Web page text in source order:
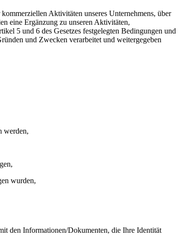
Aktivitäten unseres Unternehmens, über
eine Ergänzung zu unseren Aktivitäten,
5 und 6 des Gesetzes festgelegten Bedingungen und
und Zwecken verarbeitet und weitergegeben
werden,
wurden,
den Informationen/Dokumenten, die Ihre Identität